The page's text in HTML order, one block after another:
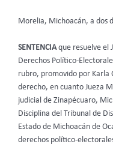
Morelia, Michoacán, a dos
SENTENCIAque resuelve el
Derechos Político-
rubro, promovido por Karla
derecho, en cuanto Jueza
judicial de Zinapécuaro,
Disciplina del Tribunal de
Estado de Michoacán de
derechos político-